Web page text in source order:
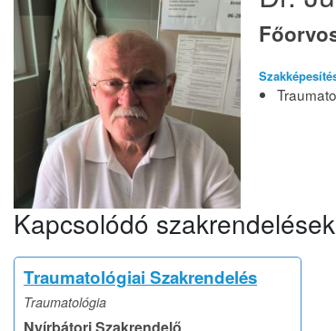
Kapcsolódó szakrendelések
Traumatológiai Szakrendelés
Traumatológia